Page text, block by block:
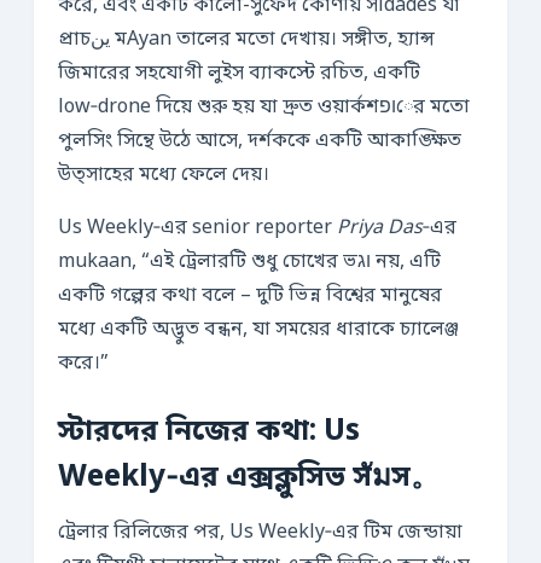
করে, এবং একটি কালো-সুফেদ কোণীয় সidades যা
প্রাচین মAyan তালের মতো দেখায়। সঙ্গীত, হ্যান্স
জিমারের সহযোগী লুইস ব্যাকস্টে রচিত, একটি
low‑drone দিয়ে শুরু হয় যা দ্রুত ওয়ার্কশופের মতো
পুলসিং সিন্থে উঠে আসে, দর্শককে একটি আকাঙ্ক্ষিত
উত্সাহের মধ্যে ফেলে দেয়।
Us Weekly‑এর senior reporter Priya Das‑এর
mukaan, “এই ট্রেলারটি শুধু চোখের ভוג নয়, এটি
একটি গল্পের কথা বলে – দুটি ভিন্ন বিশ্বের মানুষের
মধ্যে একটি অদ্ভুত বন্ধন, যা সময়ের ধারাকে চ্যালেঞ্জ
করে।”
স্টারদের নিজের কথা: Us
Weekly‑এর এক্সক্লুসিভ সัมস。
ট্রেলার রিলিজের পর, Us Weekly‑এর টিম জেন্ডায়া